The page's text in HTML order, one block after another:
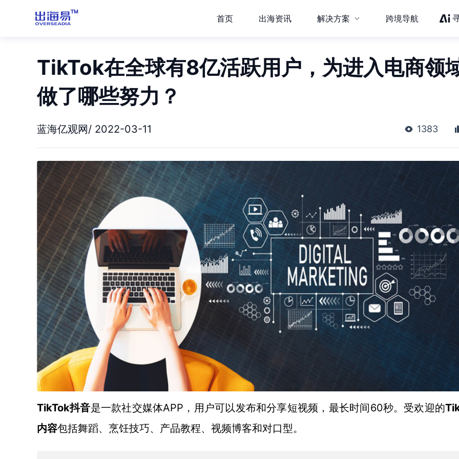
首页 出海资讯 解决方案 跨境导航
TikTok在全球有8亿活跃用户，为进入电商领
做了哪些努力？
蓝海亿观网/ 2022-03-11 1383
TikTok抖音是一款社交媒体APP ，用户可以发布和分享短视频 ， 最长时间60秒。 受欢迎的
内容包括舞蹈、烹饪技巧、产品教程、视频博客和对口型。